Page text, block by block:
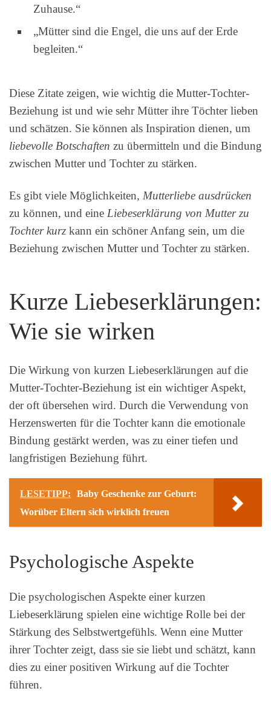
Zuhause.“
„Mütter sind die Engel, die uns auf der Erde
begleiten.“
Diese Zitate zeigen, wie wichtig die Mutter-Tochter-
Beziehung ist und wie sehr Mütter ihre Töchter lieben
und schätzen. Sie können als Inspiration dienen, um
liebevolle Botschaften zu übermitteln und die Bindung
zwischen Mutter und Tochter zu stärken.
Es gibt viele Möglichkeiten, Mutterliebe ausdrücken
zu können, und eine Liebeserklärung von Mutter zu
Tochter kurz kann ein schöner Anfang sein, um die
Beziehung zwischen Mutter und Tochter zu stärken.
Kurze Liebeserklärungen:
Wie sie wirken
Die Wirkung von kurzen Liebeserklärungen auf die
Mutter-Tochter-Beziehung ist ein wichtiger Aspekt,
der oft übersehen wird. Durch die Verwendung von
Herzenswerten für die Tochter kann die emotionale
Bindung gestärkt werden, was zu einer tiefen und
langfristigen Beziehung führt.
LESETIPP:
Baby Geschenke zur Geburt:
Worüber Eltern sich wirklich freuen
Psychologische Aspekte
Die psychologischen Aspekte einer kurzen
Liebeserklärung spielen eine wichtige Rolle bei der
Stärkung des Selbstwertgefühls. Wenn eine Mutter
ihrer Tochter zeigt, dass sie sie liebt und schätzt, kann
dies zu einer positiven Wirkung auf die Tochter
führen.